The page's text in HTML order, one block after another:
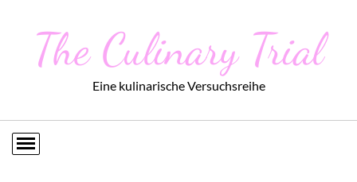
The Culinary Trial
Eine kulinarische Versuchsreihe